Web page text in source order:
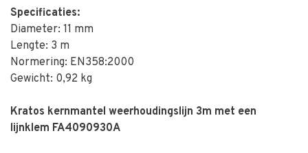
Specificaties:
Diameter: 11 mm
Lengte: 3 m
Normering: EN358:2000
Gewicht: 0,92 kg
Kratos kernmantel weerhoudingslijn 3m met een
lijnklem FA4090930A